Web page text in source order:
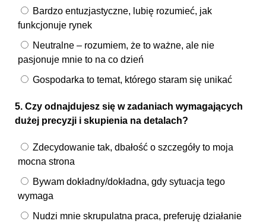
Bardzo entuzjastyczne, lubię rozumieć, jak
funkcjonuje rynek
Neutralne – rozumiem, że to ważne, ale nie
pasjonuje mnie to na co dzień
Gospodarka to temat, którego staram się unikać
5. Czy odnajdujesz się w zadaniach wymagających
dużej precyzji i skupienia na detalach?
Zdecydowanie tak, dbałość o szczegóły to moja
mocna strona
Bywam dokładny/dokładna, gdy sytuacja tego
wymaga
Nudzi mnie skrupulatna praca, preferuję działanie